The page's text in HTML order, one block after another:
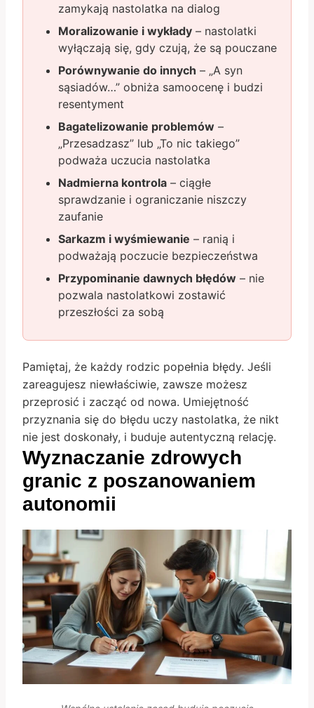
zamykają nastolatka na dialog
Moralizowanie i wykłady – nastolatki
wyłączają się, gdy czują, że są pouczane
Porównywanie do innych – „A syn
sąsiadów…” obniża samoocenę i budzi
resentyment
Bagatelizowanie problemów –
„Przesadzasz” lub „To nic takiego”
podważa uczucia nastolatka
Nadmierna kontrola – ciągłe
sprawdzanie i ograniczanie niszczy
zaufanie
Sarkazm i wyśmiewanie – ranią i
podważają poczucie bezpieczeństwa
Przypominanie dawnych błędów – nie
pozwala nastolatkowi zostawić
przeszłości za sobą
Pamiętaj, że każdy rodzic popełnia błędy. Jeśli
zareagujesz niewłaściwie, zawsze możesz
przeprosić i zacząć od nowa. Umiejętność
przyznania się do błędu uczy nastolatka, że nikt
nie jest doskonały, i buduje autentyczną relację.
Wyznaczanie zdrowych
granic z poszanowaniem
autonomii